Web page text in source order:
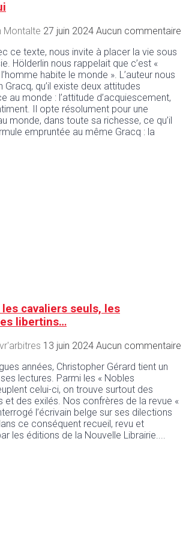
Montalte 27 juin 2024 Aucun commentaire
ce texte, nous invite à placer la vie sous
Hölderlin nous rappelait que c’est «
habite le monde ». L’auteur nous
Gracq, qu’il existe deux attitudes
au monde : l’attitude d’acquiescement,
Il opte résolument pour une
monde, dans toute sa richesse, ce qu’il
empruntée au même Gracq : la
les cavaliers seuls, les
libertins…
13 juin 2024 Aucun commentaire
années, Christopher Gérard tient un
lectures. Parmi les « Nobles
celui-ci, on trouve surtout des
et des exilés. Nos confrères de la revue «
l’écrivain belge sur ses dilections
ce conséquent recueil, revu et
les éditions de la Nouvelle Librairie.